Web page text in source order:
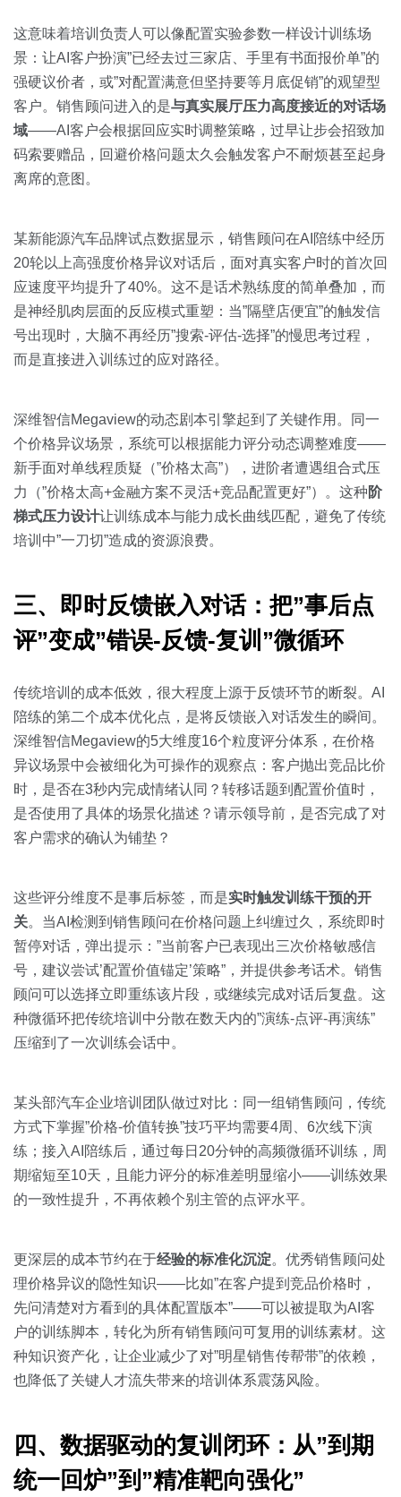
这意味着培训负责人可以像配置实验参数一样设计训练场
景：让AI客户扮演”已经去过三家店、手里有书面报价单”的
强硬议价者，或”对配置满意但坚持要等月底促销”的观望型
客户。销售顾问进入的是与真实展厅压力高度接近的对话场
域——AI客户会根据回应实时调整策略，过早让步会招致加
码索要赠品，回避价格问题太久会触发客户不耐烦甚至起身
离席的意图。
某新能源汽车品牌试点数据显示，销售顾问在AI陪练中经历
20轮以上高强度价格异议对话后，面对真实客户时的首次回
应速度平均提升了40%。这不是话术熟练度的简单叠加，而
是神经肌肉层面的反应模式重塑：当”隔壁店便宜”的触发信
号出现时，大脑不再经历”搜索-评估-选择”的慢思考过程，
而是直接进入训练过的应对路径。
深维智信Megaview的动态剧本引擎起到了关键作用。同一
个价格异议场景，系统可以根据能力评分动态调整难度——
新手面对单线程质疑（”价格太高”），进阶者遭遇组合式压
力（”价格太高+金融方案不灵活+竞品配置更好”）。这种阶
梯式压力设计让训练成本与能力成长曲线匹配，避免了传统
培训中”一刀切”造成的资源浪费。
三、即时反馈嵌入对话：把”事后点
评”变成”错误-反馈-复训”微循环
传统培训的成本低效，很大程度上源于反馈环节的断裂。AI
陪练的第二个成本优化点，是将反馈嵌入对话发生的瞬间。
深维智信Megaview的5大维度16个粒度评分体系，在价格
异议场景中会被细化为可操作的观察点：客户抛出竞品比价
时，是否在3秒内完成情绪认同？转移话题到配置价值时，
是否使用了具体的场景化描述？请示领导前，是否完成了对
客户需求的确认为铺垫？
这些评分维度不是事后标签，而是实时触发训练干预的开
关。当AI检测到销售顾问在价格问题上纠缠过久，系统即时
暂停对话，弹出提示：”当前客户已表现出三次价格敏感信
号，建议尝试’配置价值锚定’策略”，并提供参考话术。销售
顾问可以选择立即重练该片段，或继续完成对话后复盘。这
种微循环把传统培训中分散在数天内的”演练-点评-再演练”
压缩到了一次训练会话中。
某头部汽车企业培训团队做过对比：同一组销售顾问，传统
方式下掌握”价格-价值转换”技巧平均需要4周、6次线下演
练；接入AI陪练后，通过每日20分钟的高频微循环训练，周
期缩短至10天，且能力评分的标准差明显缩小——训练效果
的一致性提升，不再依赖个别主管的点评水平。
更深层的成本节约在于经验的标准化沉淀。优秀销售顾问处
理价格异议的隐性知识——比如”在客户提到竞品价格时，
先问清楚对方看到的具体配置版本”——可以被提取为AI客
户的训练脚本，转化为所有销售顾问可复用的训练素材。这
种知识资产化，让企业减少了对”明星销售传帮带”的依赖，
也降低了关键人才流失带来的培训体系震荡风险。
四、数据驱动的复训闭环：从”到期
统一回炉”到”精准靶向强化”